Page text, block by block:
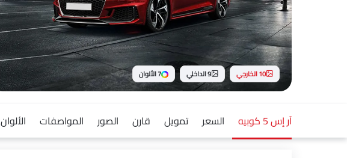
10 الخارجي 9 الداخلي 7 الألوان
آر إس 5 كوبيه السعر تمويل قارن الصور المواصفات الألوان